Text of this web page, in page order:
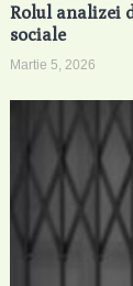
Rolul analizei
sociale
Martie 5, 2026